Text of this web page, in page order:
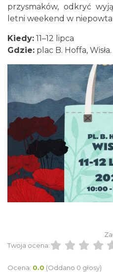
Plener malarski
Wisła
0.14 km
Wystawa plenerowa "Z
Pamiątki rodzinne
przysmaków, odkryć
letni weekend w
Kiedy: 11–12 lipca
Gdzie: plac B. Hoffa, Wisła.
Twoja ocena:
Ocena: 0.0 (Oddano 0 głosy)